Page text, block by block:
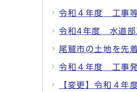
令和４年度 工事
令和4年度 水道部
尾鷲市の土地を先
令和４年度 工事
【変更】令和４